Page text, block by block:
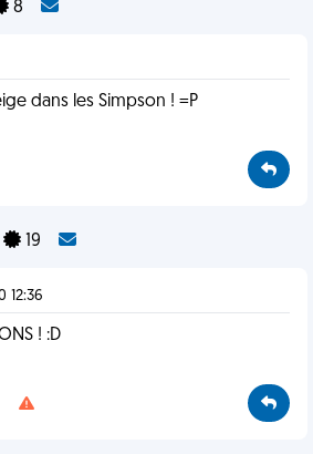
8
dans les Simpson ! =P
19
12:36
! :D